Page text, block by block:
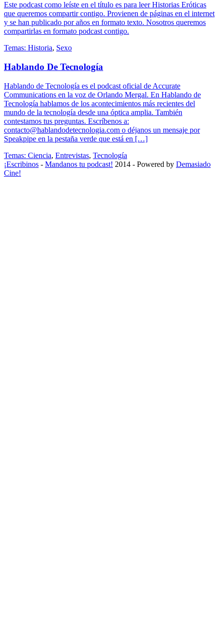
Este podcast como leíste en el título es para leer Historias Eróticas
que queremos compartir contigo. Provienen de páginas en el internet
y se han publicado por años en formato texto. Nosotros queremos
compartirlas en formato podcast contigo.
Temas: Historia, Sexo
Hablando De Tecnología
Hablando de Tecnología es el podcast oficial de Accurate
Communications en la voz de Orlando Mergal. En Hablando de
Tecnología hablamos de los acontecimientos más recientes del
mundo de la tecnología desde una óptica amplia. También
contestamos tus preguntas. Escríbenos a:
contacto@hablandodetecnologia.com o déjanos un mensaje por
Speakpipe en la pestaña verde que está en […]
Temas: Ciencia, Entrevistas, Tecnología
¡Escribinos - Mandanos tu podcast! 2014 - Powered by Demasiado
Cine!